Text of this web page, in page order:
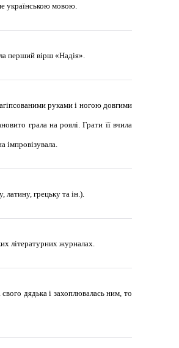
українською мовою.
перший вірш «Надія».
руками і ногою довгими
грала на роялі. Грати її вчила
імпровізувала.
латину, грецьку та ін.).
літературних журналах.
дядька і захоплювалась ним, то